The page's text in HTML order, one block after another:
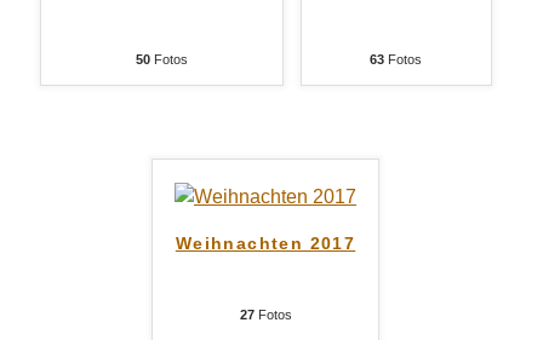
50Fotos 63 Fotos
Weihnachten 2017
27Fotos